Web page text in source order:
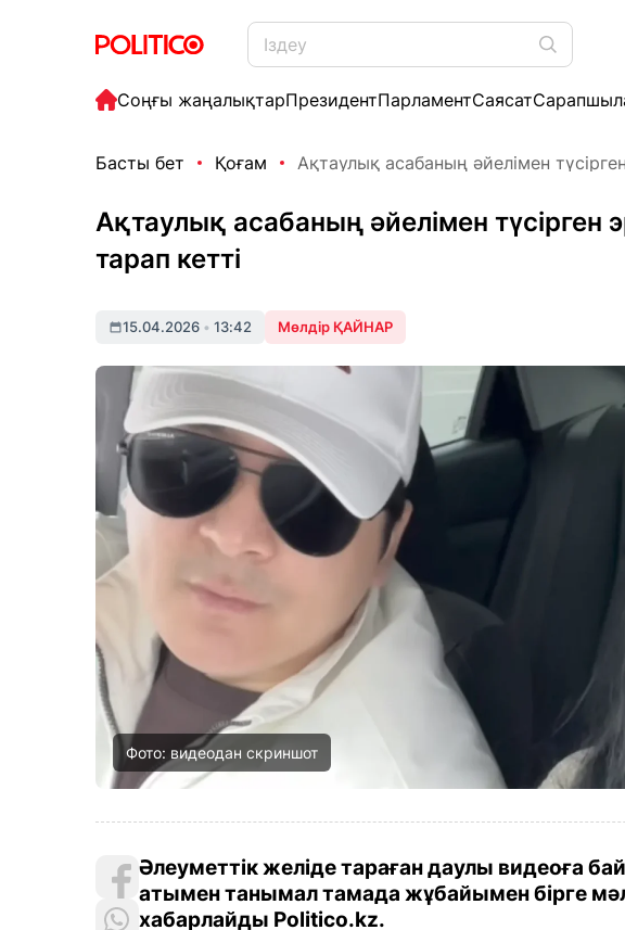
Соңғы жаңалықтарПрезидентПарламентСаясат
Басты бет Қоғам Ақтаулық асабаның әйелімен
Ақтаулық асабаның әйелімен түсірген
тарап кетті
15.04.2026 • 13:42 Мөлдір ҚАЙНАР
Фото: видеодан скриншот
Әлеуметтік желіде тараған даулы видеоға
атымен танымал тамада жұбайымен бірге
хабарлайды Politico.kz.